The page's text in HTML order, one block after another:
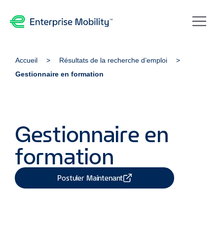
Accueil
Résultats de la recherche d’emploi
Gestionnaire en formation
Gestionnaire en
formation
Postuler Maintenant